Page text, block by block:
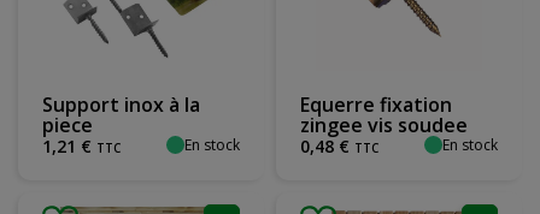
Support inox à la
piece
1,21 € TTC En stock
Equerre fixation
zingee vis soudee
0,48 € TTC En stock